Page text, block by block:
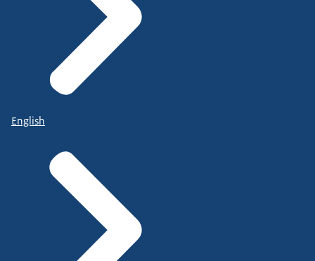
English